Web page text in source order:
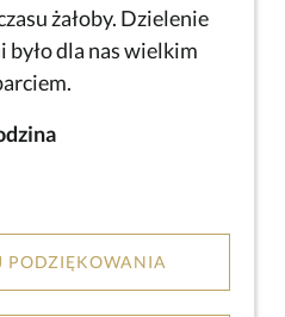
żałoby. Dzielenie
było dla nas wielkim
PODZIĘKOWANIA